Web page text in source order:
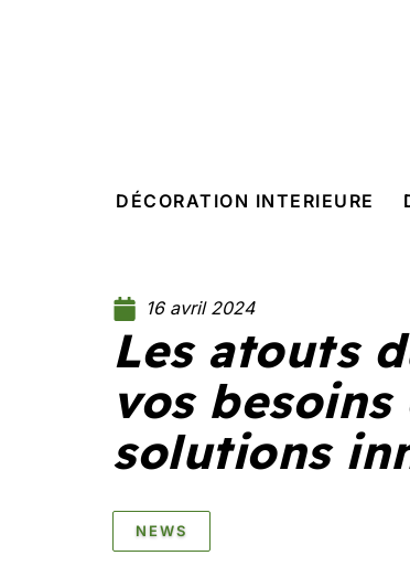
DÉCORATION INTERIEURE
16 avril 2024
Les atouts
vos
solutions
NEWS